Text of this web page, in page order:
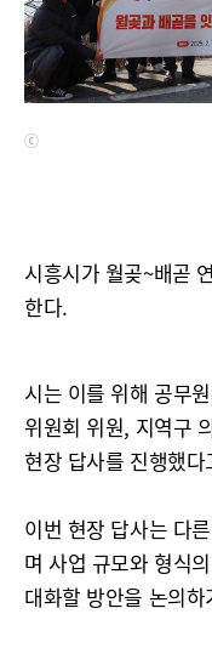
ⓒ
시흥시가 월곶~배곧
한다.
시는 이를 위해 공무
위원회 위원, 지역구
현장 답사를 진행했
이번 현장 답사는 다
며 사업 규모와 형식
대화할 방안을 논의